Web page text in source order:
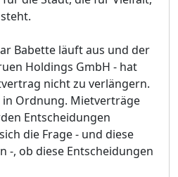
Babette läuft aus und der
Holdings GmbH - hat
nicht zu verlängern.
in Ordnung. Mietverträge
Entscheidungen
die Frage - und diese
-, ob diese Entscheidungen